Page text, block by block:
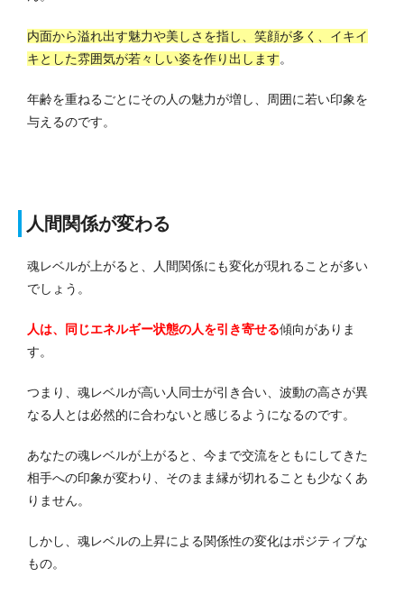
内面から溢れ出す魅力や美しさを指し、笑顔が多く、イキイ
キとした雰囲気が若々しい姿を作り出します。
年齢を重ねるごとにその人の魅力が増し、周囲に若い印象を
与えるのです。
人間関係が変わる
魂レベルが上がると、人間関係にも変化が現れることが多い
でしょう。
人は、同じエネルギー状態の人を引き寄せる傾向がありま
す。
つまり、魂レベルが高い人同士が引き合い、波動の高さが異
なる人とは必然的に合わないと感じるようになるのです。
あなたの魂レベルが上がると、今まで交流をともにしてきた
相手への印象が変わり、そのまま縁が切れることも少なくあ
りません。
しかし、魂レベルの上昇による関係性の変化はポジティブな
もの。